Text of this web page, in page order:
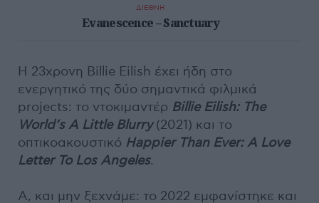
ΔΙΕΘΝΗ
Evanescence – Sanctuary
Η 23χρονη Billie Eilish έχει ήδη στο
ενεργητικό της δύο σημαντικά φιλμικά
projects: το ντοκιμαντέρ Billie Eilish: The
World’s A Little Blurry(2021) και το
οπτικοακουστικό Happier Than Ever: A Love
Letter To Los Angeles.
Α, και μην ξεχνάμε: το 2022 εμφανίστηκε και